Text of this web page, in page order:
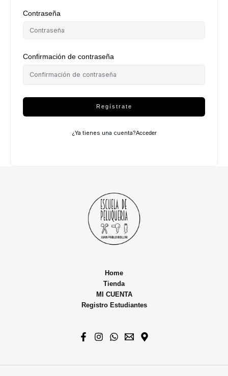
Contraseña
Confirmación de contraseña
Regístrate
¿Ya tienes una cuenta?Acceder
Home
Tienda
MI CUENTA
Registro Estudiantes